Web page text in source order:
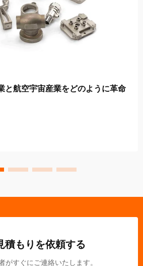
と航空宇宙産業をどのように革命
積もりを依頼する
がすぐにご連絡いたします。